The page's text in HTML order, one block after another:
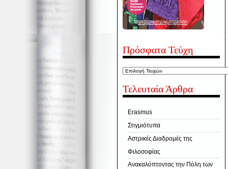
Πρόσφατα Τεύχη
Τελευταία Άρθρα
Erasmus
Στιγμιότυπα
Αστρικές Διαδρομές της
Φιλοσοφίας
Ανακαλύπτοντας την Πόλη των